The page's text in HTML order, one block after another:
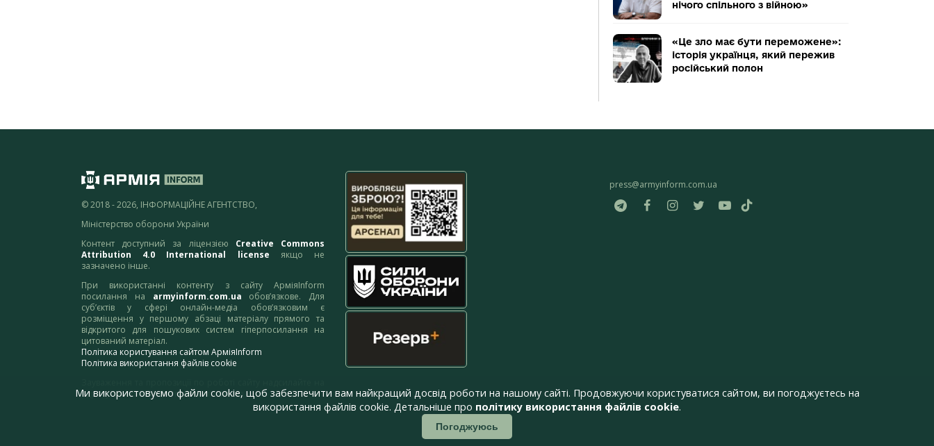
нічого спільного з війною»
«Це зло має бути переможене»:
історія українця, який пережив
російський полон
© 2018 - 2026, ІНФОРМАЦІЙНЕ АГЕНТСТВО,
Міністерство оборони України
Контент доступний за ліцензією Creative Commons
Attribution 4.0 International license якщо не
зазначено інше.
При використанні контенту з сайту АрміяInform
посилання на armyinform.com.ua обов’язкове. Для
суб’єктів у сфері онлайн-медіа обов’язковим є
розміщення у першому абзаці матеріалу прямого та
відкритого для пошукових систем гіперпосилання на
цитований матеріал.
Політика користування сайтом АрміяInform
Політика використання файлів cookie
адресу:webmaster@armyinform.com.ua
press@armyinform.com.ua
Ми використовуємо файли cookie, щоб забезпечити вам найкращий досвід роботи на нашому сайті. Продовжуючи користуватися сайтом, ви погоджуєтесь на
використання файлів cookie. Детальніше про політику використання файлів cookie.
Погоджуюсь